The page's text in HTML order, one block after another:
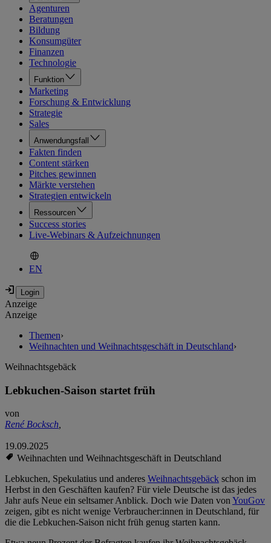
Agenturen
Beratungen
Bildung
Konsumgüter
Finanzen
Technologie
Funktion
Marketing
Forschung & Entwicklung
Strategie
Sales
Anwendungsfall
Fakten finden
Content stärken
Pitches gewinnen
Märkte verstehen
Strategien entwickeln
Ressourcen
Success stories
Live-Webinars & Aufzeichnungen
EN
Anzeige
Anzeige
Themen›
Weihnachten und Weihnachtsgeschäft in Deutschland›
Weihnachtsgebäck
Lebkuchen-Saison startet früh
von
René Bocksch,
19.09.2025
Weihnachten und Weihnachtsgeschäft in Deutschland
Lebkuchen, Spekulatius und anderes Weihnachtsgebäck schon im
Herbst in den Geschäften kaufen? Für viele Deutsche ist das jedes
Jahr aufs Neue ein seltsamer Anblick. Doch wie Daten vonYouGov
zeigen, gibt es nicht wenige Verbraucher:innen in Deutschland, für
die die Lebkuchen-Saison nicht früh genug starten kann.